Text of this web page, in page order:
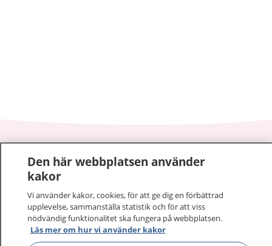
På 1177.se får du råd om hälsa och information om
sjukdomar och vilka mottagningar du kan kontakta.
Logga in för att läsa din journal och göra dina
vårdärenden. Ring telefonnummer 1177 för
sjukvårdsrådgivning dygnet runt.
Den här webbplatsen använder
kakor
Vi använder kakor, cookies, för att ge dig en förbättrad
upplevelse, sammanställa statistik och för att viss
nödvändig funktionalitet ska fungera på webbplatsen.
Läs mer om hur vi använder kakor